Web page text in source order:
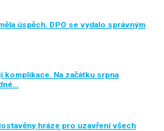
úspěch. DPO se vydalo správným
komplikace. Na začátku srpna
hráze pro uzavření všech